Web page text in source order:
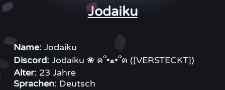
Jodaiku
Name: Jodaiku
Discord:
Jodaiku ❀ ฅ՞•ﻌ•՞ฅ ([VERSTECKT])
Alter: 23 Jahre
Sprachen: Deutsch